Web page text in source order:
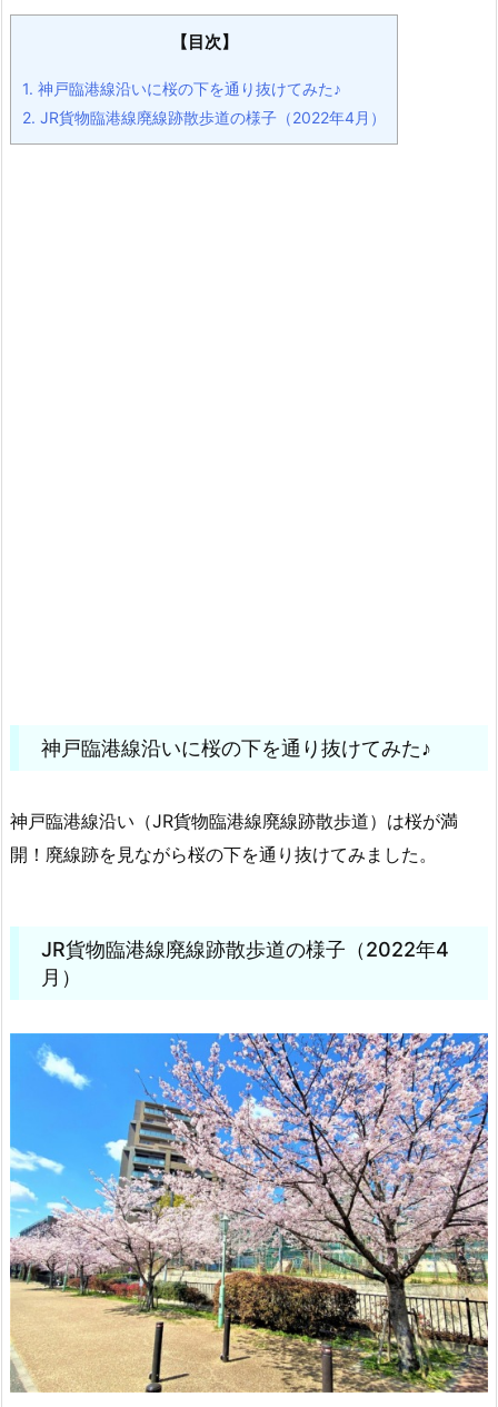
【目次】
1. 神戸臨港線沿いに桜の下を通り抜けてみた♪
2. JR貨物臨港線廃線跡散歩道の様子（2022年4月）
神戸臨港線沿いに桜の下を通り抜けてみた♪
神戸臨港線沿い（JR貨物臨港線廃線跡散歩道）は桜が満
開！廃線跡を見ながら桜の下を通り抜けてみました。
JR貨物臨港線廃線跡散歩道の様子（2022年4
月）